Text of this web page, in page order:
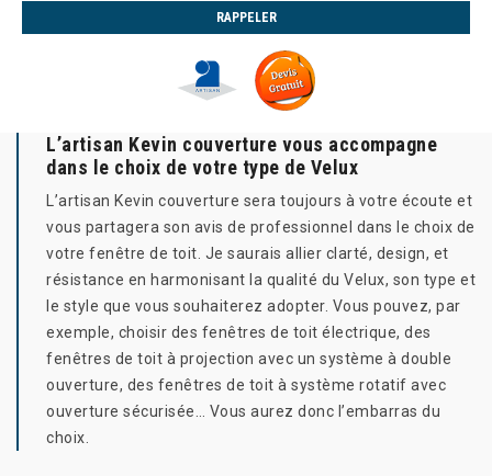
L’artisan Kevin couverture vous accompagne
dans le choix de votre type de Velux
L’artisan Kevin couverture sera toujours à votre écoute et
vous partagera son avis de professionnel dans le choix de
votre fenêtre de toit. Je saurais allier clarté, design, et
résistance en harmonisant la qualité du Velux, son type et
le style que vous souhaiterez adopter. Vous pouvez, par
exemple, choisir des fenêtres de toit électrique, des
fenêtres de toit à projection avec un système à double
ouverture, des fenêtres de toit à système rotatif avec
ouverture sécurisée… Vous aurez donc l’embarras du
choix.